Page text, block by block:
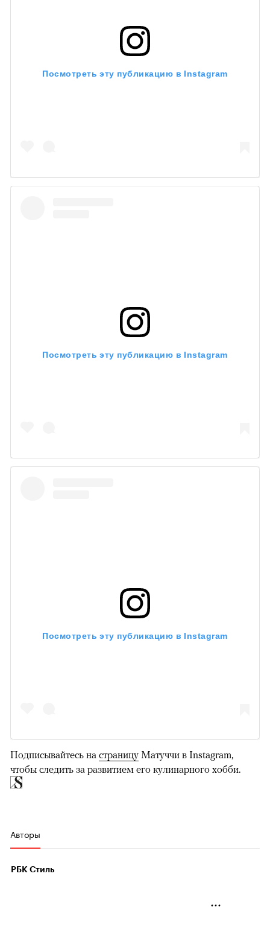
Посмотреть эту публикацию в Instagram
Посмотреть эту публикацию в Instagram
Посмотреть эту публикацию в Instagram
Подписывайтесь на страницу Матуччи в Instagram,
чтобы следить за развитием его кулинарного хобби.
Авторы
РБК Стиль